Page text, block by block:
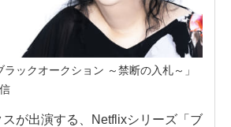
ックオークション ～禁断の入札～」
が出演する、Netflixシリーズ「ブ